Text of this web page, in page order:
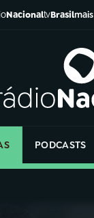
NacionaltvBrasilmais
PODCASTS